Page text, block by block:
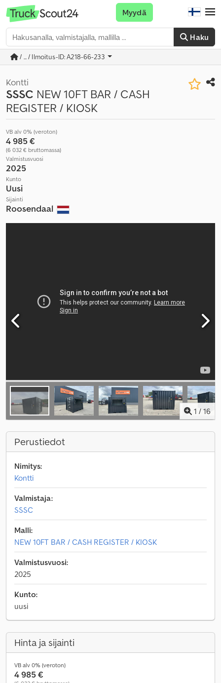
Haku
Myydä
/ ... / Ilmoitus-ID: A218-66-233
Kontti
SSSC NEW 10FT BAR / CASH
REGISTER / KIOSK
VB alv 0% (veroton)
4 985 €
(6 032 € bruttomassa)
Valmistusvuosi
2025
Kunto
Uusi
Sijainti
Roosendaal
1 / 16
Perustiedot
Nimitys:
Kontti
Valmistaja:
SSSC
Malli:
NEW 10FT BAR / CASH REGISTER / KIOSK
Valmistusvuosi:
2025
Kunto:
uusi
Hinta ja sijainti
VB alv 0% (veroton)
4 985 €